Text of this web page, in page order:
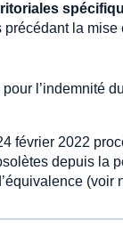
la
l’indemnité
février 2022
depuis la
(voir